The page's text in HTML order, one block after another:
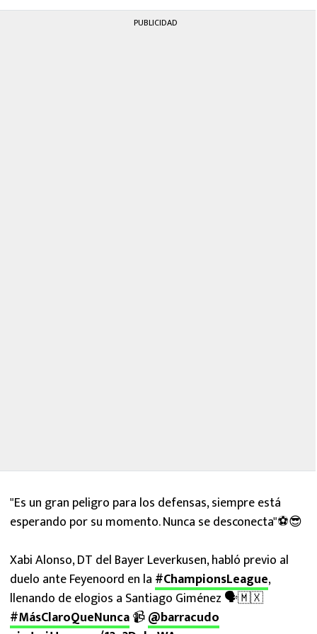
PUBLICIDAD
"Es un gran peligro para los defensas, siempre está
esperando por su momento. Nunca se desconecta"⚽️😎
Xabi Alonso, DT del Bayer Leverkusen, habló previo al
duelo ante Feyenoord en la #ChampionsLeague,
llenando de elogios a Santiago Giménez 🗣️🇲🇽
#MásClaroQueNunca📹@barracudo